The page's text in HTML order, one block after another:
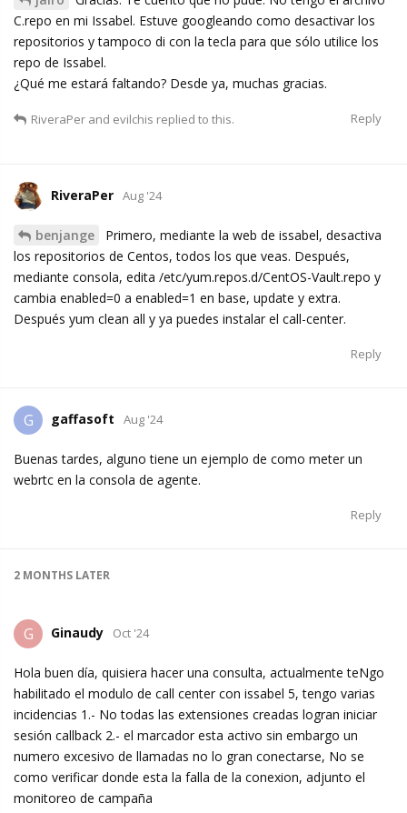
C.repo en mi Issabel. Estuve googleando como desactivar los
repositorios y tampoco di con la tecla para que sólo utilice los
repo de Issabel.
¿Qué me estará faltando? Desde ya, muchas gracias.
Reply
RiveraPer and evilchis replied to this.
RiveraPer Aug '24
benjange
Primero, mediante la web de issabel, desactiva
los repositorios de Centos, todos los que veas. Después,
mediante consola, edita /etc/yum.repos.d/CentOS-Vault.repo y
cambia enabled=0 a enabled=1 en base, update y extra.
Después yum clean all y ya puedes instalar el call-center.
Reply
G gaffasoft Aug '24
Buenas tardes, alguno tiene un ejemplo de como meter un
webrtc en la consola de agente.
Reply
2 MONTHS LATER
G Ginaudy Oct '24
Hola buen día, quisiera hacer una consulta, actualmente teNgo
habilitado el modulo de call center con issabel 5, tengo varias
incidencias 1.- No todas las extensiones creadas logran iniciar
sesión callback 2.- el marcador esta activo sin embargo un
numero excesivo de llamadas no lo gran conectarse, No se
como verificar donde esta la falla de la conexion, adjunto el
monitoreo de campaña